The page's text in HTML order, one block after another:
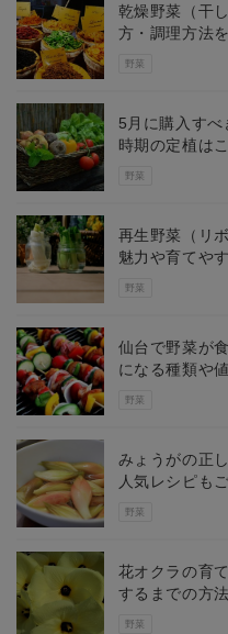
野菜
乾燥野菜（干
方・調理方法
野菜
5月に購入す
時期の定植は
野菜
再生野菜（リ
魅力や育てや
野菜
仙台で野菜が
になる種類や
野菜
みょうがの正
人気レシピも
野菜
花オクラの育
するまでの方